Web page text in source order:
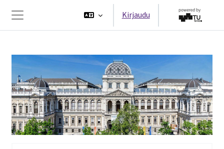
Sivupaneeli
Kirjaudu